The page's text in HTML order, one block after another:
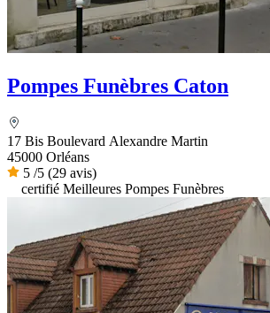
Pompes Funèbres Caton
17 Bis Boulevard Alexandre Martin
45000 Orléans
5 /5 (29 avis)
certifié Meilleures Pompes Funèbres